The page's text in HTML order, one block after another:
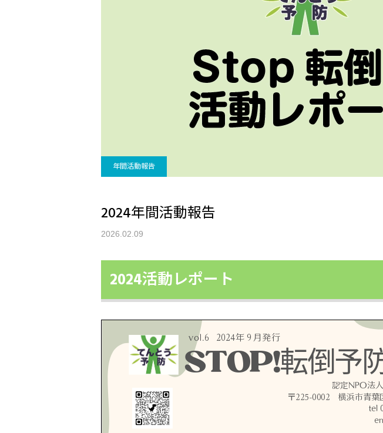
年間活動報告
2024年間活動報告
2026.02.09
2024活動レポート